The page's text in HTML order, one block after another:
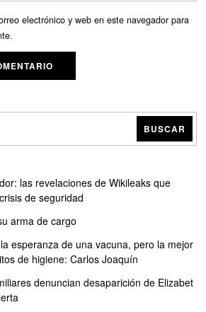
electrónico y web en este navegador para
BUSCAR
las revelaciones de Wikileaks que
de seguridad
arma de cargo
esperanza de una vacuna, pero la mejor
de higiene: Carlos Joaquín
denuncian desaparición de Elizabet